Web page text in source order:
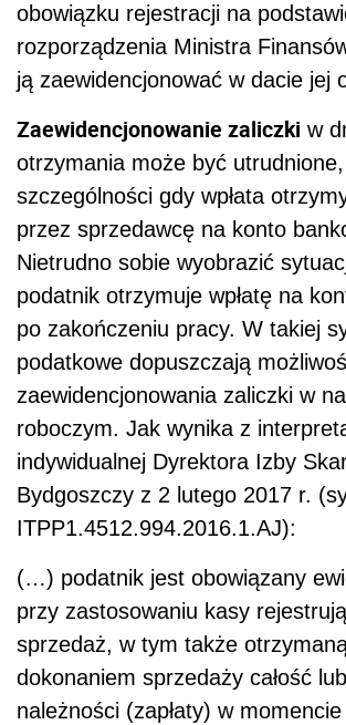
obowiązku rejestracji na
rozporządzenia Ministra
ją zaewidencjonować w dacie jej
Zaewidencjonowanie zaliczki w
otrzymania może być
szczególności gdy wpłata
przez sprzedawcę na konto
Nietrudno sobie wyobrazić
podatnik otrzymuje wpłatę na
po zakończeniu pracy. W takiej
podatkowe dopuszczają
zaewidencjonowania zaliczki w
roboczym. Jak wynika z
indywidualnej Dyrektora Izby
Bydgoszczy z 2 lutego 2017 r.
ITPP1.4512.994.2016.1.AJ):
(…) podatnik jest obowiązany
przy zastosowaniu kasy
sprzedaż, w tym także
dokonaniem sprzedaży całość
należności (zapłaty) w